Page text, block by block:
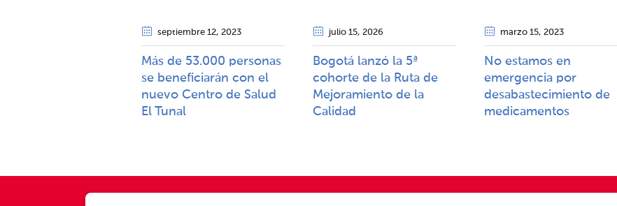
septiembre 12, 2023
Más de 53.000 personas
se beneficiarán con el
nuevo Centro de Salud
El Tunal
julio 15, 2026
Bogotá lanzó la 5ª
cohorte de la Ruta de
Mejoramiento de la
Calidad​​
marzo 15, 2023
No estamos en
emergencia por
desabastecimiento de
medicamentos